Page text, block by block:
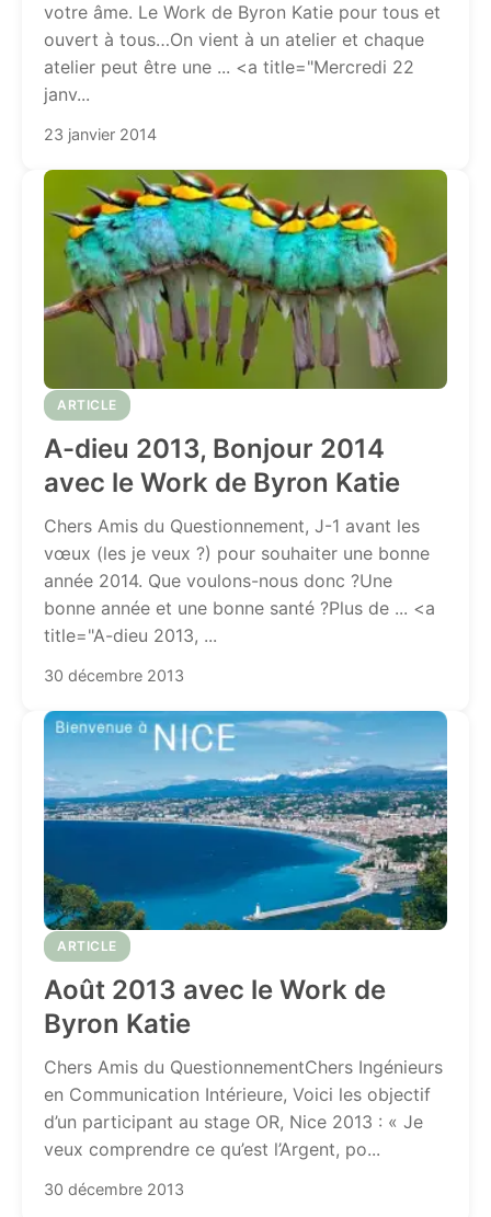
votre âme. Le Work de Byron Katie pour tous et
ouvert à tous…On vient à un atelier et chaque
atelier peut être une ... <a title="Mercredi 22
janv...
23 janvier 2014
ARTICLE
A-dieu 2013, Bonjour 2014
avec le Work de Byron Katie
Chers Amis du Questionnement, J-1 avant les
vœux (les je veux ?) pour souhaiter une bonne
année 2014. Que voulons-nous donc ?Une
bonne année et une bonne santé ?Plus de ... <a
title="A-dieu 2013, ...
30 décembre 2013
ARTICLE
Août 2013 avec le Work de
Byron Katie
Chers Amis du QuestionnementChers Ingénieurs
en Communication Intérieure, Voici les objectif
d’un participant au stage OR, Nice 2013 : « Je
veux comprendre ce qu’est l’Argent, po...
30 décembre 2013